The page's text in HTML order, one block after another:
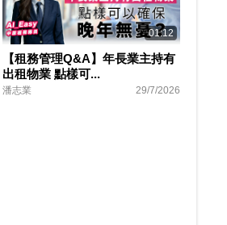
01:12
【租務管理Q&A】年長業主持有
出租物業 點樣可...
潘志業 29/7/2026